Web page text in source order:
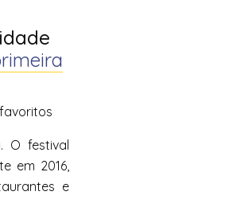
O festival
em 2016,
e